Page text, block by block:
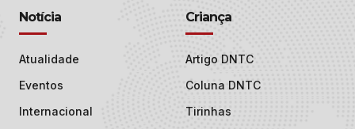
Notícia
Atualidade
Eventos
Internacional
Criança
Artigo DNTC
Coluna DNTC
Tirinhas